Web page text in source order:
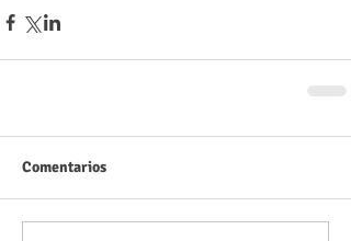
Comentarios